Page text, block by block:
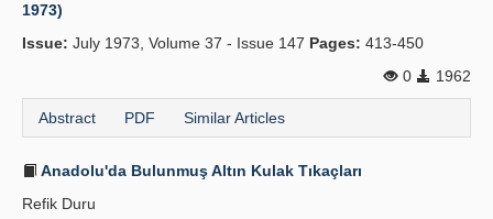
1973)
Issue: July 1973, Volume 37 - Issue 147 Pages: 413-450
0
1962
Abstract PDF Similar Articles
Anadolu'da Bulunmuş Altın Kulak Tıkaçları
Refik Duru